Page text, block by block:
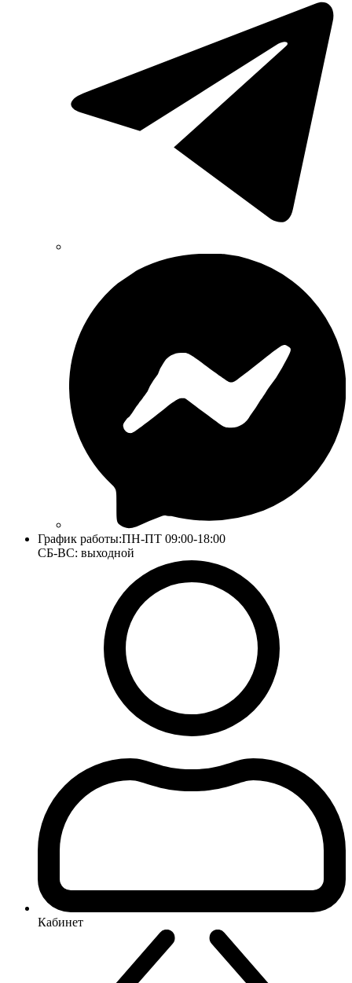
График работы:ПН-ПТ 09:00-18:00
СБ-ВС: выходной
Кабинет